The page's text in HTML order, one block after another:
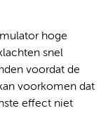
hoge
snel
voordat de
voorkomen dat
effect niet